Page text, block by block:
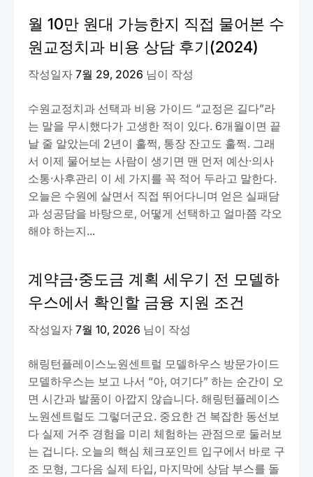
월 10만 원대 가능한지 직접 물어본 수
원교정치과 비용 상담 후기(2024)
작성일자 7월 29, 2026 님이 작성
수원교정치과 선택과 비용 가이드 “교정은 길다”라
는 말을 무시했다가 고생한 적이 있다. 6개월이면 끝
날 줄 알았는데 2년이 훌쩍, 통장 잔고도 훌쩍. 그래
서 이제 물어보는 사람이 생기면 맨 먼저 예산·의사
소통·사후관리 이 세 가지를 꼭 적어 두라고 말한다.
오늘은 수원에 살면서 직접 뛰어다니며 얻은 실패담
과 성공담을 바탕으로, 어떻게 선택하고 얼마쯤 각오
해야 하는지...
계약금·중도금 계획 세우기 전 모델하
우스에서 확인할 금융 지원 조건
작성일자 7월 10, 2026 님이 작성
해링턴플레이스노원센트럴 모델하우스 방문가이드
모델하우스는 보고 나서 “아, 여기다” 하는 순간이 오
면 시간과 발품이 아깝지 않습니다. 해링턴플레이스
노원센트럴도 그렇더군요. 중요한 건 복잡한 동선보
다 실제 거주 경험을 미리 체험하는 관점으로 둘러보
는 겁니다. 오늘의 핵심 체크포인트 입구에서 바로 구
조 모형, 그다음 실제 타입, 마지막에 상담 부스를 돌